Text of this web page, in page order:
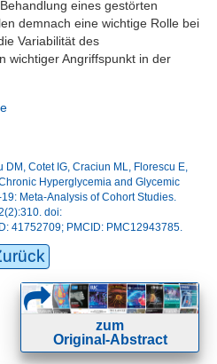
eines gestörten
demnach eine wichtige Rolle bei
Variabilität des
wichtiger Angriffspunkt in der
DM, Cotet IG, Craciun ML, Florescu E,
Hyperglycemia and Glycemic
Meta-Analysis of Cohort Studies.
doi:
41752709; PMCID: PMC12943785.
zum
Original-Abstract